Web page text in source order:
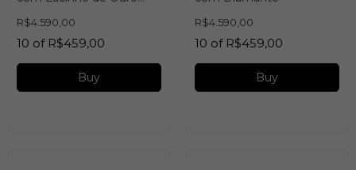
R$4.590,00
10 of R$459,00
Buy
R$4.590,00
10 of R$459,00
Buy